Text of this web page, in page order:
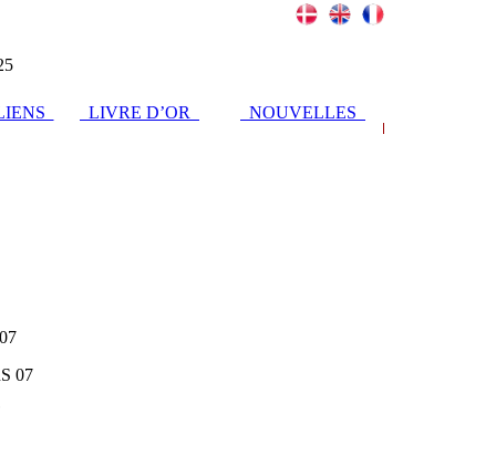
LIVRE D’OR NOUVELLES
07